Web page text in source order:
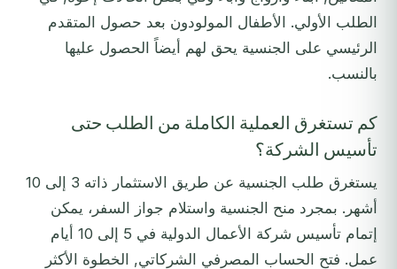
الطلب الأولي. الأطفال المولودون بعد حصول المتقدم
الرئيسي على الجنسية يحق لهم أيضاً الحصول عليها
بالنسب.
كم تستغرق العملية الكاملة من الطلب حتى
تأسيس الشركة؟
يستغرق طلب الجنسية عن طريق الاستثمار ذاته 3 إلى 10
أشهر. بمجرد منح الجنسية واستلام جواز السفر، يمكن
إتمام تأسيس شركة الأعمال الدولية في 5 إلى 10 أيام
عمل. فتح الحساب المصرفي الشركاتي, الخطوة الأكثر